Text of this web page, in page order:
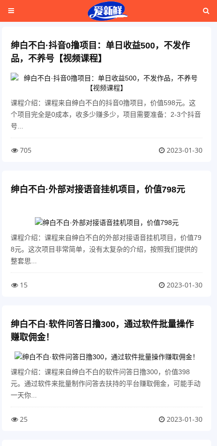
绅白不白·抖音0撸项目：单日收益500，不发作
品，不养号【视频课程】
课程介绍：课程来自绅白不白的抖音0撸项目，价值598元。这
个项目完全是0成本，收多少赚多少，项目需要准备：2-3个抖音
号...
705 2023-01-30
绅白不白·外部对接语音挂机项目，价值798元
课程介绍：课程来自绅白不白的外部对接语音挂机项目，价值79
8元。这次项目非常简单，没有太复杂的介绍，按照我们提供的
整套思...
15 2023-01-30
绅白不白·软件问答日撸300，通过软件批量操作
赚取佣金！
课程介绍：课程来自绅白不白的软件问答日撸300，价值398
元。通过软件来批量制作问答去扶持的平台赚取佣金，可能手动
一天你...
25 2023-01-30